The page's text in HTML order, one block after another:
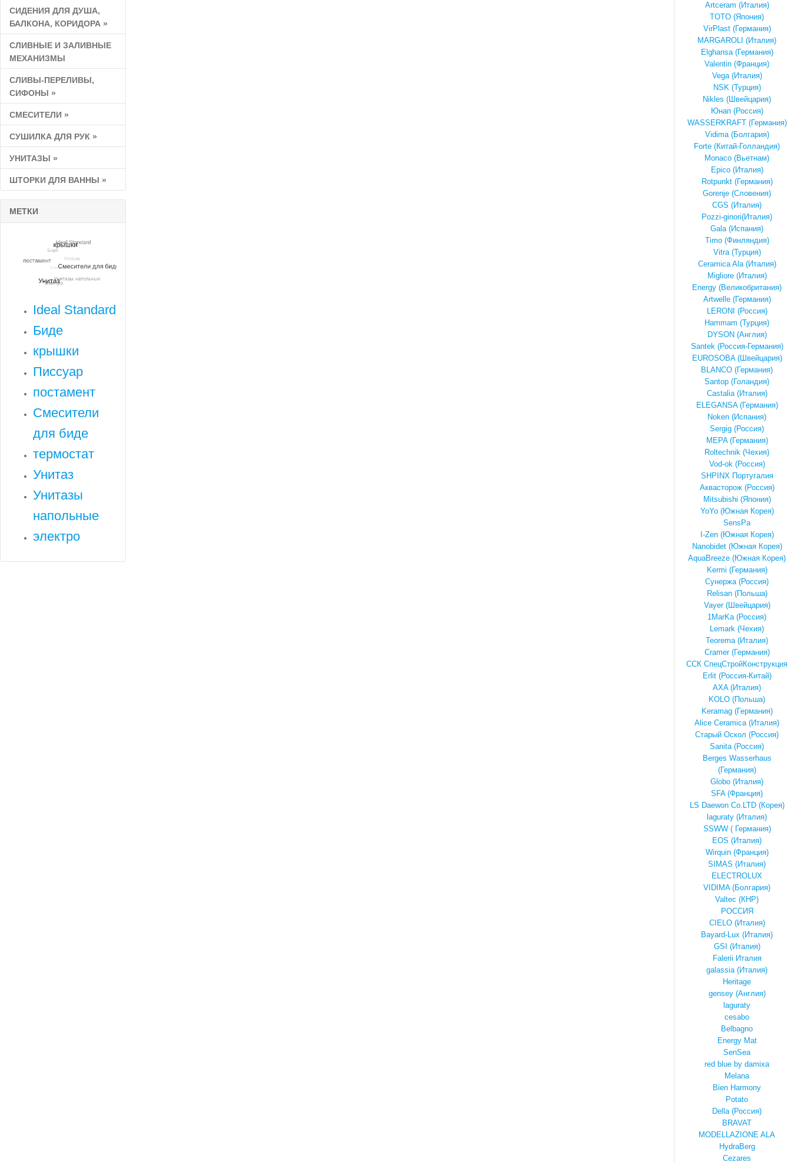
СИДЕНИЯ ДЛЯ ДУША,
БАЛКОНА, КОРИДОРА »
СЛИВНЫЕ И ЗАЛИВНЫЕ
МЕХАНИЗМЫ
СЛИВЫ-ПЕРЕЛИВЫ,
СИФОНЫ »
СМЕСИТЕЛИ »
СУШИЛКА ДЛЯ РУК »
УНИТАЗЫ »
ШТОРКИ ДЛЯ ВАННЫ »
МЕТКИ
Ideal Standard
Биде
крышки
Писсуар
постамент
Смесители
для биде
термостат
Унитаз
Унитазы
напольные
электро
Artceram (Италия)
TOTO (Япония)
VirPlast (Германия)
MARGAROLI (Италия)
Elghansa (Германия)
Valentin (Франция)
Vega (Италия)
NSK (Турция)
Nikles (Швейцария)
Юнап (Россия)
WASSERKRAFT (Германия)
Vidima (Болгария)
Forte (Китай-Голландия)
Monaco (Вьетнам)
Epico (Италия)
Rotpunkt (Германия)
Gorenje (Словения)
CGS (Италия)
Pozzi-ginori(Италия)
Gala (Испания)
Timo (Финляндия)
Vitra (Турция)
Ceramica Ala (Италия)
Migliore (Италия)
Energy (Великобритания)
Artwelle (Германия)
LERONI (Россия)
Hammam (Турция)
DYSON (Англия)
Santek (Россия-Германия)
EUROSOBA (Швейцария)
BLANCO (Германия)
Santop (Голандия)
Castalia (Италия)
ELEGANSA (Германия)
Noken (Испания)
Sergig (Россия)
MEPA (Германия)
Roltechnik (Чехия)
Vod-ok (Россия)
SHPINX Португалия
Аквасторож (Россия)
Mitsubishi (Япония)
YoYo (Южная Корея)
SensPa
I-Zen (Южная Корея)
Nanobidet (Южная Корея)
AquaBreeze (Южная Корея)
Kermi (Германия)
Сунержа (Россия)
Relisan (Польша)
Vayer (Швейцария)
1MarKa (Россия)
Lemark (Чехия)
Teorema (Италия)
Cramer (Германия)
ССК СпецСтройКонструкция
Erlit (Россия-Китай)
AXA (Италия)
KOLO (Польша)
Keramag (Германия)
Alice Ceramica (Италия)
Старый Оскол (Россия)
Sanita (Россия)
Berges Wasserhaus
(Германия)
Globo (Италия)
SFA (Франция)
LS Daewon Co.LTD (Корея)
laguraty (Италия)
SSWW ( Германия)
EOS (Италия)
Wirquin (Франция)
SIMAS (Италия)
ELECTROLUX
VIDIMA (Болгария)
Valtec (КНР)
РОССИЯ
CIELO (Италия)
Bayard-Lux (Италия)
GSI (Италия)
Falerii Италия
galassia (Италия)
Heritage
gensey (Англия)
laguraty
cesabo
Belbagno
Energy Mat
SenSea
red blue by damixa
Melana
Bien Harmony
Potato
Della (Россия)
BRAVAT
MODELLAZIONE ALA
HydraBerg
Cezares